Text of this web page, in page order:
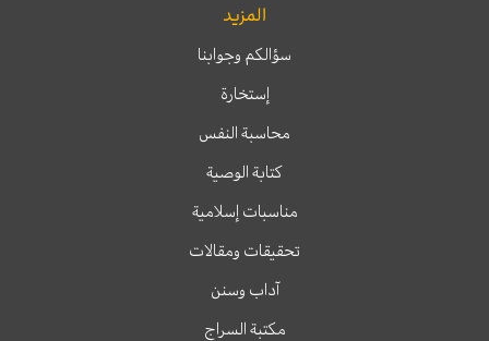
المزيد
سؤالكم وجوابنا
إستخارة
محاسبة النفس
كتابة الوصية
مناسبات إسلامية
تحقيقات ومقالات
آداب وسنن
مكتبة السراج